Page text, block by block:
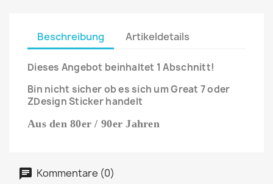
Beschreibung Artikeldetails
Dieses Angebot beinhaltet 1 Abschnitt!
Bin nicht sicher ob es sich um Great 7 oder
ZDesign Sticker handelt
Aus den 80er / 90er Jahren
Kommentare (0)